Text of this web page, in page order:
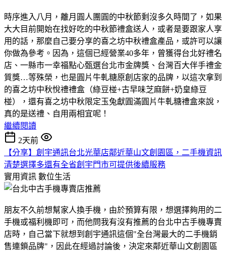
時序進入八月，離月圓人團圓的中秋節剩沒多久時間了，如果
大大目前開始在找好吃的中秋節禮盒送人，或者是要跟家人享
用的話，那麼自己要分享的喜之坊中秋禮盒產品，或許可以讓
你做為參考。因為，這個已經營業40多年，曾獲得台北好禮名
店、一縣市一幸福點心甄選台北市金牌獎、台灣百大伴手禮金
質獎…等殊榮，也是圓片牛軋糖原創店家的品牌，以這次拿到
的喜之坊中秋悅禮禮盒（綠豆椪+古早味芝麻餅+奶皇綠豆
椪），還有喜之坊中秋限定玉兔獻圓滿圓片牛軋糖禮盒來說，
真的是送禮、自用兩相宜呢！
繼續閱讀
2天前
【分享】創宇通訊台北光華店鄰近華山文創園區，二手機資訊
清楚選擇多還有全省創宇門市可提供後續服務
實用資訊 數位生活
朋友不久前想幫家人換手機，由於預算有限，想選擇夠用的二
手機或福利機即可，而他問我有沒有推薦的台北中古手機專賣
店時，自己當下就想到創宇通訊這個"全台灣最大的二手機銷
售連鎖品牌"，因此在經過討論後，決定來鄰近華山文創園區